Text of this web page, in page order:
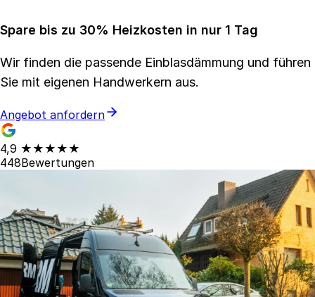
Spare bis zu 30% Heizkosten in nur 1 Tag
Wir finden die passende Einblasdämmung und führen
Sie mit eigenen Handwerkern aus.
Angebot anfordern
4,9 ★★★★★
448Bewertungen